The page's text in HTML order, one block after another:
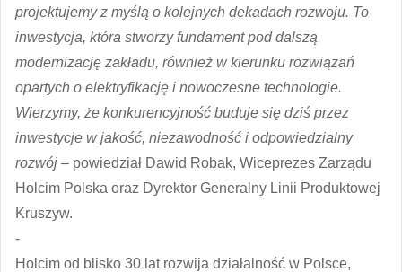
projektujemy z myślą o kolejnych dekadach rozwoju. To
inwestycja, która stworzy fundament pod dalszą
modernizację zakładu, również w kierunku rozwiązań
opartych o elektryfikację i nowoczesne technologie.
Wierzymy, że konkurencyjność buduje się dziś przez
inwestycje w jakość, niezawodność i odpowiedzialny
rozwój – powiedział Dawid Robak, Wiceprezes Zarządu
Holcim Polska oraz Dyrektor Generalny Linii Produktowej
Kruszyw.
⁃
Holcim od blisko 30 lat rozwija działalność w Polsce,